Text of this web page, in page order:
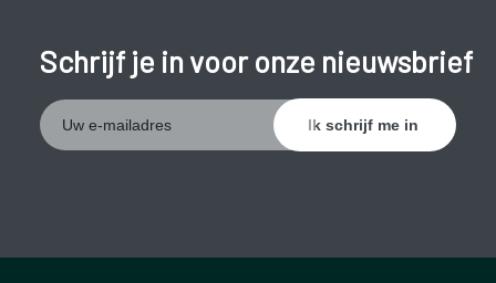
Zwakke of kortdurende erecties;
Verminderd libido.
Schrijf je in voor onze nieuwsbrief